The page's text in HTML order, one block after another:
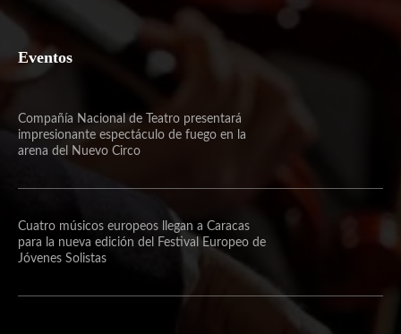
Eventos
Compañía Nacional de Teatro presentará
impresionante espectáculo de fuego en la
arena del Nuevo Circo
Cuatro músicos europeos llegan a Caracas
para la nueva edición del Festival Europeo de
Jóvenes Solistas